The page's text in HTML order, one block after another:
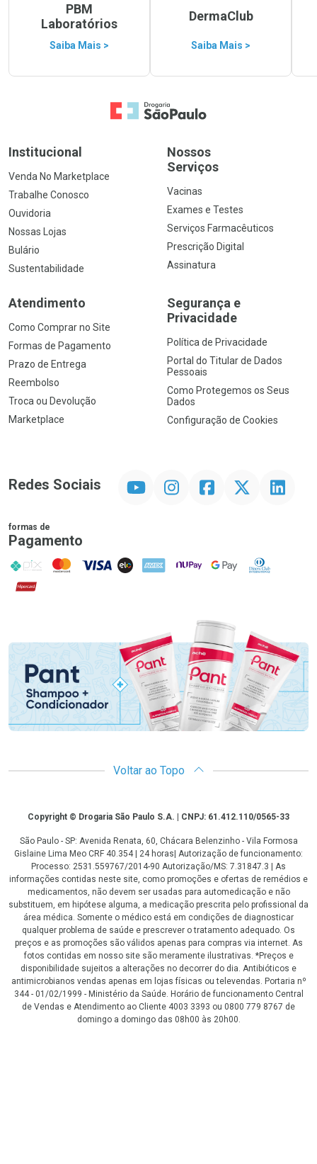
PBM
Laboratórios
Saiba Mais >
DermaClub
Saiba Mais >
Ir para a Home
Institucional
Venda No Marketplace
Trabalhe Conosco
Ouvidoria
Nossas Lojas
Bulário
Sustentabilidade
Nossos
Serviços
Vacinas
Exames e Testes
Serviços Farmacêuticos
Prescrição Digital
Assinatura
Atendimento
Como Comprar no Site
Formas de Pagamento
Prazo de Entrega
Reembolso
Troca ou Devolução
Marketplace
Segurança e
Privacidade
Política de Privacidade
Portal do Titular de Dados
Pessoais
Como Protegemos os Seus
Dados
Configuração de Cookies
Redes Sociais InstagramFacebookTwitter Linkedin
formas de
Pagamento
PIX MasterCard
VISA ELO AMEX NuPay Google PayDiners Club
Hipercard
Promoção em Destaque
Voltar ao Topo
CopyrightCopyright © Drogaria São Paulo S.A. | CNPJ: 61.412.110/0565-33
São Paulo - SP: Avenida Renata, 60, Chácara Belenzinho - Vila Formosa
Gislaine Lima Meo CRF 40.354 | 24 horas| Autorização de funcionamento:
Processo: 2531.559767/2014-90 Autorização/MS: 7.31847.3 | As
informações contidas neste site, como promoções e ofertas de remédios e
medicamentos, não devem ser usadas para automedicação e não
substituem, em hipótese alguma, a medicação prescrita pelo profissional da
área médica. Somente o médico está em condições de diagnosticar
qualquer problema de saúde e prescrever o tratamento adequado. Os
preços e as promoções são válidos apenas para compras via internet. As
fotos contidas em nosso site são meramente ilustrativas. *Preços e
disponibilidade sujeitos a alterações no decorrer do dia. Antibióticos e
antimicrobianos vendas apenas em lojas físicas ou televendas. Portaria nº
344 - 01/02/1999 - Ministério da Saúde. Horário de funcionamento Central
de Vendas e Atendimento ao Cliente 4003 3393 ou 0800 779 8767 de
domingo a domingo das 08h00 às 20h00.